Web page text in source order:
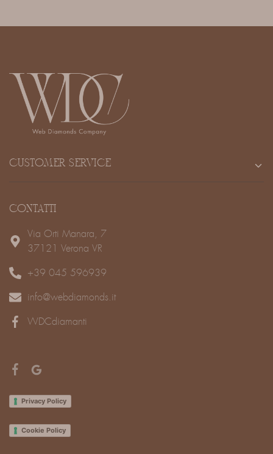
CUSTOMER SERVICE
CONTATTI
Via Orti Manara, 7
37121 Verona VR
+39 045 596939
info@webdiamonds.it
WDCdiamanti
Privacy Policy
Cookie Policy